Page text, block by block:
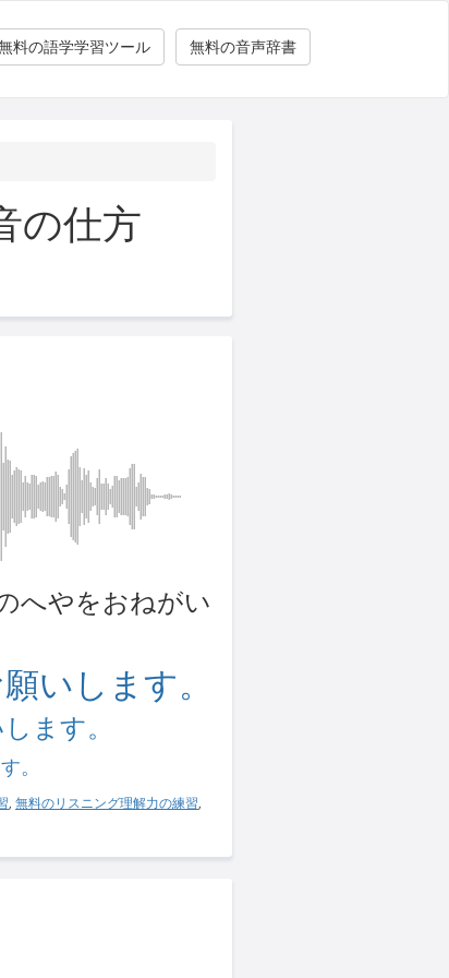
無料の音声辞書
料の語学学習ツール
の仕方
へやをおねがい
いします。
ます。
。
, 無料のリスニング理解力の練習,